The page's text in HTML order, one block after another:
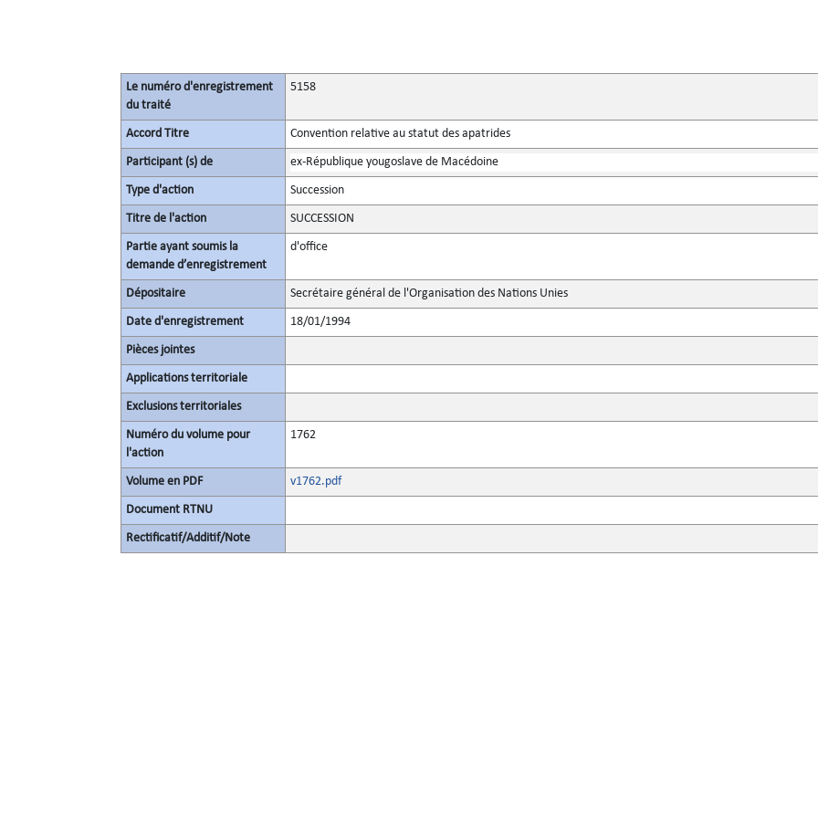
Le numéro d'enregistrement
du traité
5158
Accord Titre Convention relative au statut des apatrides
Participant (s) de ex-République yougoslave de Macédoine
Type d'action Succession
Titre de l'action SUCCESSION
Partie ayant soumis la
demande d’enregistrement
d'office
Dépositaire Secrétaire général de l'Organisation des Nations Unies
Date d'enregistrement 18/01/1994
Pièces jointes
Applications territoriale
Exclusions territoriales
Numéro du volume pour
l'action
1762
Volume en PDF v1762.pdf
Document RTNU
Rectificatif/Additif/Note